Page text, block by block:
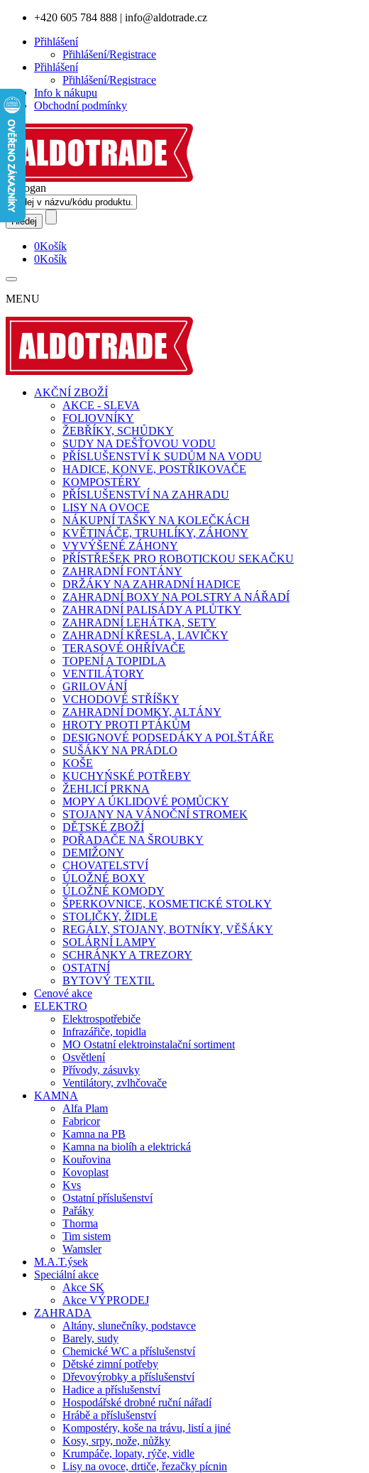
+420 605 784 888 | info@aldotrade.cz
Přihlášení
Přihlášení/Registrace
Přihlášení
Přihlášení/Registrace
Info k nákupu
Obchodní podmínky
0Košík
0Košík
MENU
AKČNÍ ZBOŽÍ
AKCE - SLEVA
FOLIOVNÍKY
ŽEBŘÍKY, SCHŮDKY
SUDY NA DEŠŤOVOU VODU
PŘÍSLUŠENSTVÍ K SUDŮM NA VODU
HADICE, KONVE, POSTŘIKOVAČE
KOMPOSTÉRY
PŘÍSLUŠENSTVÍ NA ZAHRADU
LISY NA OVOCE
NÁKUPNÍ TAŠKY NA KOLEČKÁCH
KVĚTINÁČE, TRUHLÍKY, ZÁHONY
VYVÝŠENÉ ZÁHONY
PŘÍSTŘEŠEK PRO ROBOTICKOU SEKAČKU
ZAHRADNÍ FONTÁNY
DRŽÁKY NA ZAHRADNÍ HADICE
ZAHRADNÍ BOXY NA POLSTRY A NÁŘADÍ
ZAHRADNÍ PALISÁDY A PLŮTKY
ZAHRADNÍ LEHÁTKA, SETY
ZAHRADNÍ KŘESLA, LAVIČKY
TERASOVÉ OHŘÍVAČE
TOPENÍ A TOPIDLA
VENTILÁTORY
GRILOVÁNÍ
VCHODOVÉ STŘÍŠKY
ZAHRADNÍ DOMKY, ALTÁNY
HROTY PROTI PTÁKŮM
DESIGNOVÉ PODSEDÁKY A POLŠTÁŘE
SUŠÁKY NA PRÁDLO
KOŠE
KUCHYŃSKÉ POTŘEBY
ŽEHLICÍ PRKNA
MOPY A ÚKLIDOVÉ POMŮCKY
STOJANY NA VÁNOČNÍ STROMEK
DĚTSKÉ ZBOŽÍ
POŘADAČE NA ŠROUBKY
DEMIŽONY
CHOVATELSTVÍ
ÚLOŽNÉ BOXY
ÚLOŽNÉ KOMODY
ŠPERKOVNICE, KOSMETICKÉ STOLKY
STOLIČKY, ŽIDLE
REGÁLY, STOJANY, BOTNÍKY, VĚŠÁKY
SOLÁRNÍ LAMPY
SCHRÁNKY A TREZORY
OSTATNÍ
BYTOVÝ TEXTIL
Cenové akce
ELEKTRO
Elektrospotřebiče
Infrazářiče, topidla
MO Ostatní elektroinstalační sortiment
Osvětlení
Přívody, zásuvky
Ventilátory, zvlhčovače
KAMNA
Alfa Plam
Fabricor
Kamna na PB
Kamna na biolíh a elektrická
Kouřovina
Kovoplast
Kvs
Ostatní příslušenství
Pařáky
Thorma
Tim sistem
Wamsler
M.A.T.ýsek
Speciální akce
Akce SK
Akce VÝPRODEJ
ZAHRADA
Altány, slunečníky, podstavce
Barely, sudy
Chemické WC a příslušenství
Dětské zimní potřeby
Dřevovýrobky a příslušenství
Hadice a příslušenství
Hospodářské drobné ruční nářadí
Hrábě a příslušenství
Kompostéry, koše na trávu, listí a jiné
Kosy, srpy, nože, nůžky
Krumpáče, lopaty, rýče, vidle
Lisy na ovoce, drtiče, řezačky pícnin